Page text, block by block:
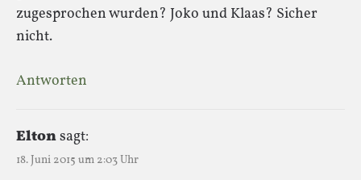
zugesprochen wurden? Joko und Klaas? Sicher
nicht.
Antworten
Eltonsagt:
18. Juni 2015 um 2:03 Uhr